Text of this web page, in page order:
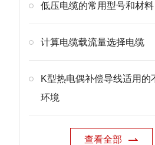
低压电缆的常用型号和材料
计算电缆载流量选择电缆
K型热电偶补偿导线适用的
环境
查看全部